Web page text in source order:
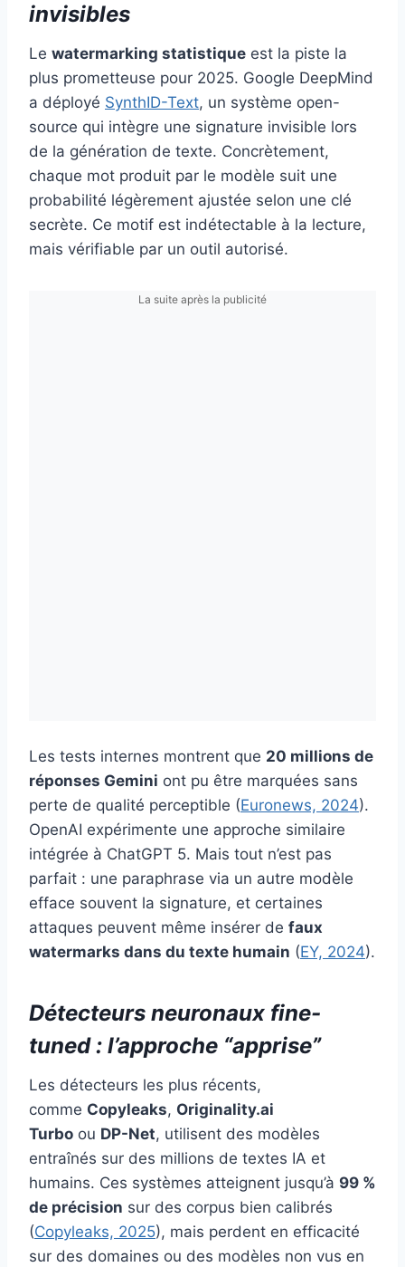
invisibles
Le watermarking statistique est la piste la
plus prometteuse pour 2025. Google DeepMind
a déployé SynthID-Text, un système open-
source qui intègre une signature invisible lors
de la génération de texte. Concrètement,
chaque mot produit par le modèle suit une
probabilité légèrement ajustée selon une clé
secrète. Ce motif est indétectable à la lecture,
mais vérifiable par un outil autorisé.
La suite après la publicité
Les tests internes montrent que 20 millions de
réponses Gemini ont pu être marquées sans
perte de qualité perceptible (Euronews, 2024).
OpenAI expérimente une approche similaire
intégrée à ChatGPT 5. Mais tout n’est pas
parfait : une paraphrase via un autre modèle
efface souvent la signature, et certaines
attaques peuvent même insérer de faux
watermarks dans du texte humain (EY, 2024).
Détecteurs neuronaux fine-
tuned : l’approche “apprise”
Les détecteurs les plus récents,
comme Copyleaks, Originality.ai
Turbo ou DP-Net, utilisent des modèles
entraînés sur des millions de textes IA et
humains. Ces systèmes atteignent jusqu’à 99 %
de précision sur des corpus bien calibrés
(Copyleaks, 2025), mais perdent en efficacité
sur des domaines ou des modèles non vus en